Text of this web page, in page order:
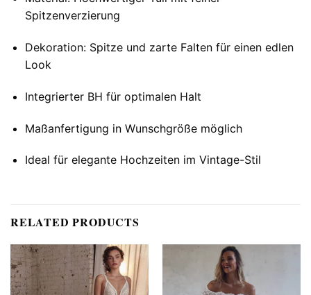
Spitzenverzierung
Dekoration: Spitze und zarte Falten für einen edlen
Look
Integrierter BH für optimalen Halt
Maßanfertigung in Wunschgröße möglich
Ideal für elegante Hochzeiten im Vintage-Stil
RELATED PRODUCTS